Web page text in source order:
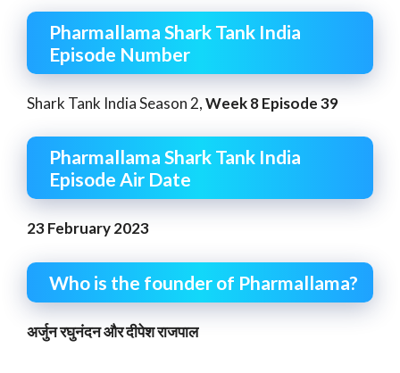
Pharmallama Shark Tank India
Episode Number
Shark Tank India Season 2,Week 8 Episode 39
Pharmallama Shark Tank India
Episode Air Date
23 February 2023
Who is the founder of Pharmallama?
अर्जुन रघुनंदन और दीपेश राजपाल